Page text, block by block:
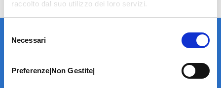
raccolto dal suo utilizzo dei loro servizi.
delNecessari
Preferenze|Non Gestite|